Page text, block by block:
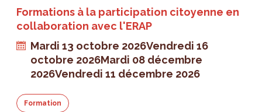
Formations à la participation citoyenne en
collaboration avec l'ERAP
Mardi 13 octobre 2026Vendredi 16
octobre 2026Mardi 08 décembre
2026Vendredi 11 décembre 2026
Formation